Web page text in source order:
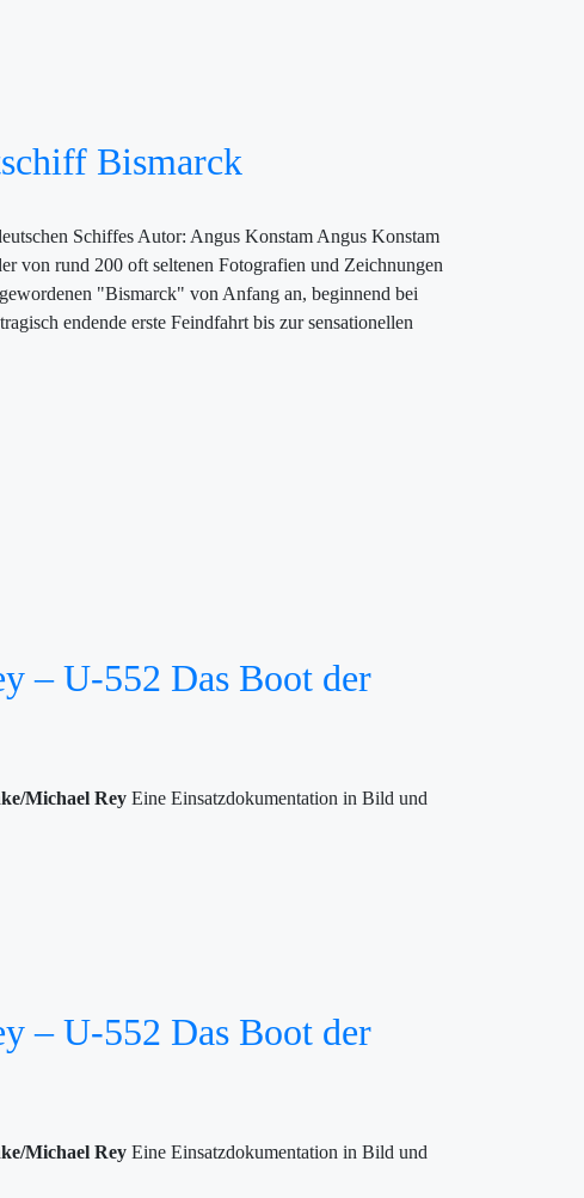
Bismarck
Schiffes Autor: Angus Konstam Angus Konstam
von rund 200 oft seltenen Fotografien und Zeichnungen
"Bismarck" von Anfang an, beginnend bei
endende erste Feindfahrt bis zur sensationellen
– U-552 Das Boot der
Michael Rey Eine Einsatzdokumentation in Bild und
– U-552 Das Boot der
Michael Rey Eine Einsatzdokumentation in Bild und